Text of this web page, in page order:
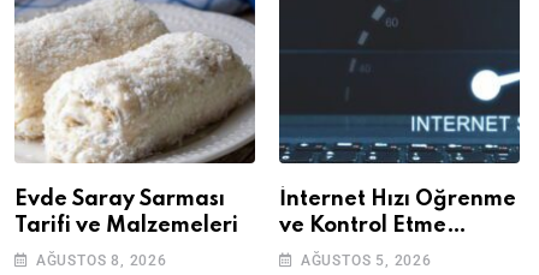
Evde Saray Sarması
Tarifi ve Malzemeleri
AĞUSTOS 8, 2026
İnternet Hızı Öğrenme
ve Kontrol Etme
Yöntemleri
AĞUSTOS 5, 2026